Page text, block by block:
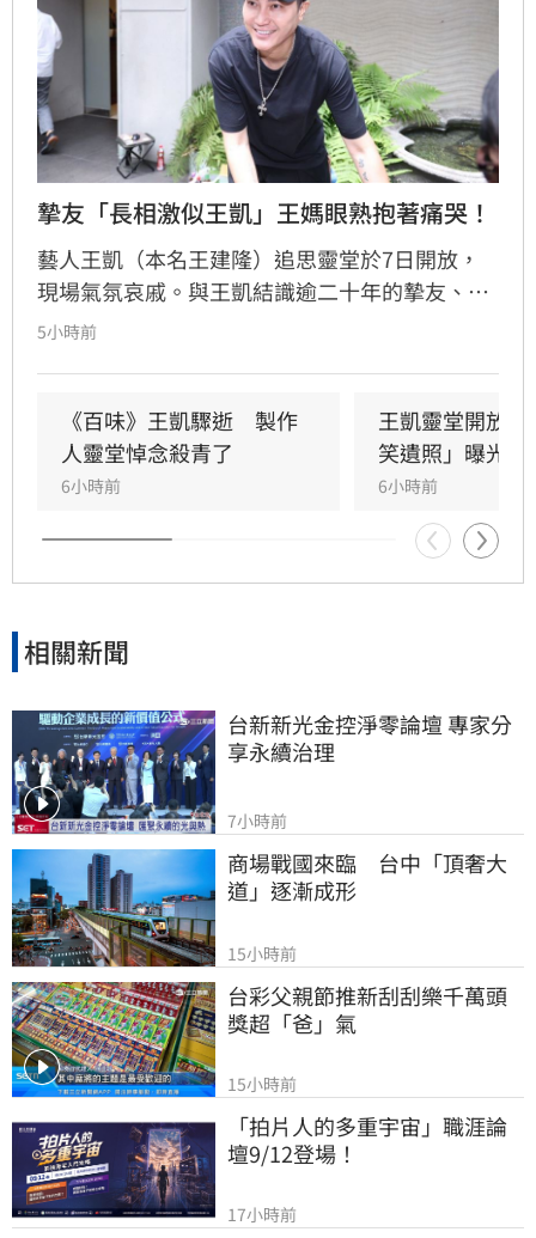
摯友「長相激似王凱」王媽眼熟抱著痛哭！
藝人王凱（本名王建隆）追思靈堂於7日開放，
現場氣氛哀戚。與王凱結識逾二十年的摯友、邱
瓈寬特助Jeff現身協助打點後事。由於兩人外貌
助，演藝圈大姐大邱瓈寬展現義氣，主動承擔治
喪事宜並指派Jeff全程留守，陪伴王凱走完人生
最後一程。這場深厚的兄弟情誼與邱瓈寬的溫暖
義舉，成為家屬在面臨驟變時最堅強的後盾，各
界也紛紛對這
5小時前
《百味》王凱驟逝　製作
人靈堂悼念殺青了
6小時前
王凱靈堂開放
笑遺照」曝光
6小時前
相關新聞
台新新光金控淨零論壇 專家分
享永續治理
7小時前
商場戰國來臨　台中「頂奢大
道」逐漸成形
15小時前
台彩父親節推新刮刮樂千萬頭
獎超「爸」氣
15小時前
「拍片人的多重宇宙」職涯論
壇9/12登場！
17小時前